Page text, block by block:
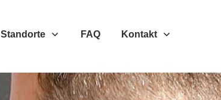
Standorte FAQ Kontakt